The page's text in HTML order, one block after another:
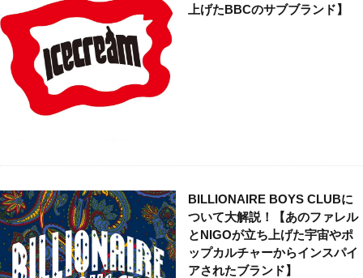
上げたBBCのサブブランド】
BILLIONAIRE BOYS CLUBに
ついて大解説！【あのファレル
とNIGOが立ち上げた宇宙やポ
ップカルチャーからインスパイ
アされたブランド】